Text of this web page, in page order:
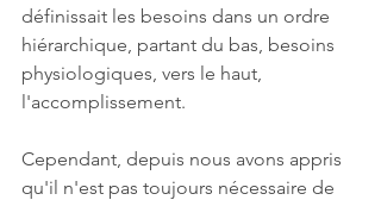
définissait les besoins dans un ordre
hiérarchique, partant du bas, besoins
physiologiques, vers le haut,
l'accomplissement.
Cependant, depuis nous avons appris
qu'il n'est pas toujours nécessaire de